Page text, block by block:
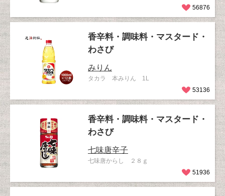
56876
香辛料・調味料・マスタード・
わさび
みりん
タカラ 本みりん 1L
53136
香辛料・調味料・マスタード・
わさび
七味唐辛子
七味唐からし ２８ｇ
51936